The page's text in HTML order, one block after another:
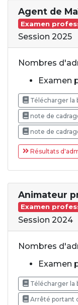
Agent de
Examen
Session 2025
Nombres
Examen
Télécharger la
note de
note de
Résultats
Animateur
Examen
Session 2024
Nombres
Examen
Télécharger la
Arrêté portant